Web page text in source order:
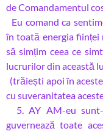
de Comandamentul
Eu comand ca
în toată energia ființei
să simțim ceea ce
lucrurilor din această
(trăiești apoi în
cu suveranitatea
5. AY AM-eu sunt-
guvernează toate